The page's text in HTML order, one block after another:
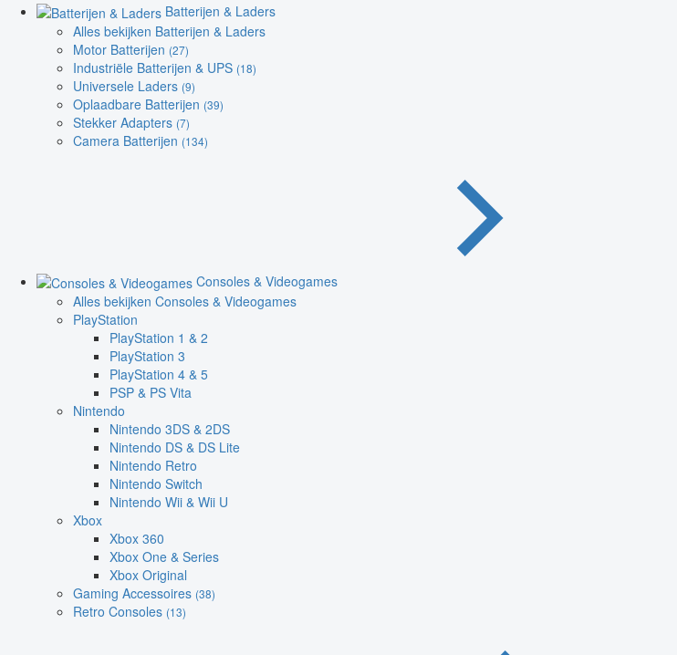
Batterijen & Laders
Alles bekijken Batterijen & Laders
Motor Batterijen (27)
Industriële Batterijen & UPS (18)
Universele Laders (9)
Oplaadbare Batterijen (39)
Stekker Adapters (7)
Camera Batterijen (134)
Consoles & Videogames
Alles bekijken Consoles & Videogames
PlayStation
PlayStation 1 & 2
PlayStation 3
PlayStation 4 & 5
PSP & PS Vita
Nintendo
Nintendo 3DS & 2DS
Nintendo DS & DS Lite
Nintendo Retro
Nintendo Switch
Nintendo Wii & Wii U
Xbox
Xbox 360
Xbox One & Series
Xbox Original
Gaming Accessoires (38)
Retro Consoles (13)